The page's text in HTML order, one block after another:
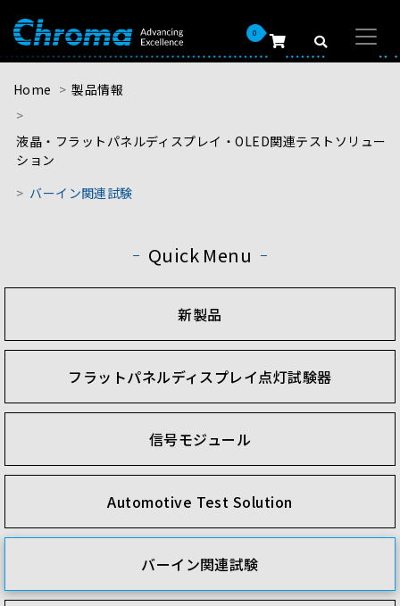
0
Home 製品情報
液晶・フラットパネルディスプレイ・OLED関連テストソリュー
ション
バーイン関連試験
Quick Menu
新製品
フラットパネルディスプレイ点灯試験器
信号モジュール
Automotive Test Solution
バーイン関連試験